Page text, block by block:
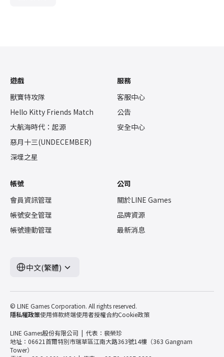
遊戲
獸寶特攻隊
Hello Kitty Friends Match
大航海時代：起源
惡月十三(UNDECEMBER)
深埋之星
服務
客服中心
公告
安全中心
帳號
會員資訊管理
帳號安全管理
帳號連動管理
公司
關於LINE Games
品牌資源
最新消息
中文(繁體)
© LINE Games Corporation. All rights reserved.
隱私權政策使用條款終端使用者授權合約Cookie政策
LINE Games股份有限公司
代表：裴榮珍
地址：06621首爾特別市瑞草區江南大路363號14樓（363 Gangnam
Tower）